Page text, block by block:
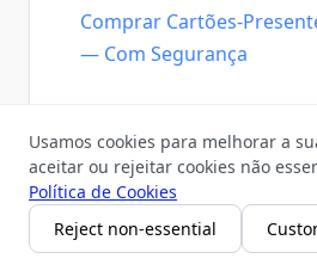
Comprar Cartões-
— Com Segurança
Referências
Centros de Ajuda da
Usamos cookies para melhorar a
aceitar ou rejeitar cookies não
Política de Cookies
Reject non-essential